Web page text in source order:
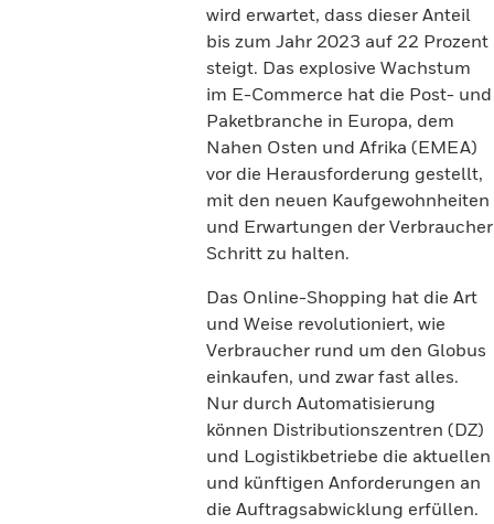
wird erwartet, dass dieser Anteil
bis zum Jahr 2023 auf 22 Prozent
steigt. Das explosive Wachstum
im E-Commerce hat die Post- und
Paketbranche in Europa, dem
Nahen Osten und Afrika (EMEA)
vor die Herausforderung gestellt,
mit den neuen Kaufgewohnheiten
und Erwartungen der Verbraucher
Schritt zu halten.
Das Online-Shopping hat die Art
und Weise revolutioniert, wie
Verbraucher rund um den Globus
einkaufen, und zwar fast alles.
Nur durch Automatisierung
können Distributionszentren (DZ)
und Logistikbetriebe die aktuellen
und künftigen Anforderungen an
die Auftragsabwicklung erfüllen.